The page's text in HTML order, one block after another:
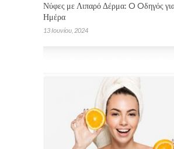
Νύφες με Λιπαρό Δέρμα: O Oδηγός
Ημέρα
13 Ιουνίου, 2024